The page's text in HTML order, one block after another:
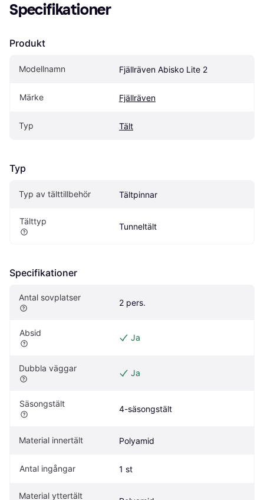
Specifikationer
Produkt
Modellnamn Fjällräven Abisko Lite 2
Märke Fjällräven
Typ Tält
Typ
Typ av tälttillbehör Tältpinnar
Tälttyp
Tunneltält
Specifikationer
Antal sovplatser
2 pers.
Absid Ja
Dubbla väggar Ja
Säsongstält
4-säsongstält
Material innertält Polyamid
Antal ingångar 1 st
Material yttertält